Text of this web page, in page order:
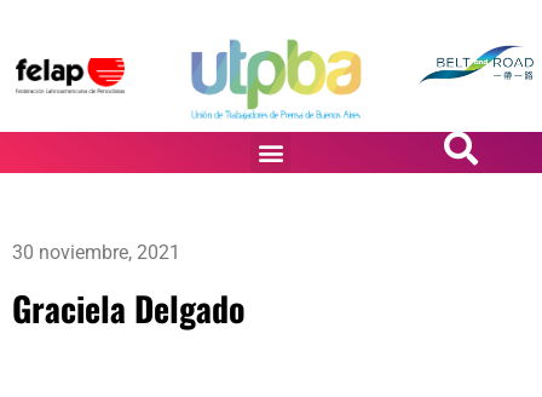
30 noviembre, 2021
Graciela Delgado